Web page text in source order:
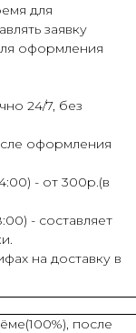
для
заявку
оформления
24/7, без
оформления
- от 300р.(в
- составляет
на доставку в
после